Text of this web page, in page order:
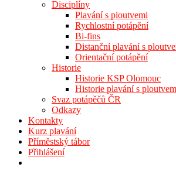
Disciplíny
Plavání s ploutvemi
Rychlostní potápění
Bi-fins
Distanční plavání s
Orientační potápění
Historie
Historie KSP Olomouc
Historie plavání s
Svaz potápěčů ČR
Odkazy
Kontakty
Kurz plavání
Příměstský tábor
Přihlášení